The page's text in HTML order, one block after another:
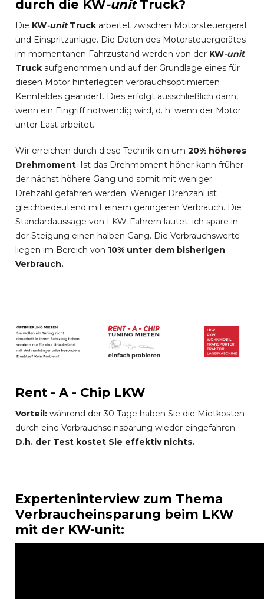
durch die KW-unit Truck?
Die KW-unit Truck arbeitet zwischen Motorsteuergerät
und Einspritzanlage. Die Daten des Motorsteuergerätes
im momentanen Fahrzustand werden von der KW-unit
Truck aufgenommen und auf der Grundlage eines für
diesen Motor hinterlegten verbrauchsoptimierten
Kennfeldes geändert. Dies erfolgt ausschließlich dann,
wenn ein Eingriff notwendig wird, d. h. wenn der Motor
unter Last arbeitet.
Wir erreichen durch diese Technik ein um 20% höheres
Drehmoment. Ist das Drehmoment höher kann früher
der nächst höhere Gang und somit mit weniger
Drehzahl gefahren werden. Weniger Drehzahl ist
gleichbedeutend mit einem geringeren Verbrauch. Die
Standardaussage von LKW-Fahrern lautet: ich spare in
der Steigung einen halben Gang. Die Verbrauchswerte
liegen im Bereich von 10% unter dem bisherigen
Verbrauch.
Rent - A - Chip LKW
Vorteil: während der 30 Tage haben Sie die Mietkosten
durch eine Verbrauchseinsparung wieder eingefahren.
D.h. der Test kostet Sie effektiv nichts.
Experteninterview zum Thema
Verbraucheinsparung beim LKW
mit der KW-unit: